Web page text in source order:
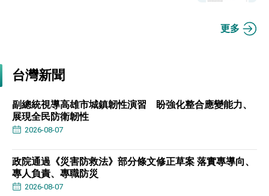
更多
台灣新聞
副總統視導高雄市城鎮韌性演習 盼強化整合應變能力、
展現全民防衛韌性
2026-08-07
政院通過《災害防救法》部分條文修正草案 落實專導向、
專人負責、專職防災
2026-08-07